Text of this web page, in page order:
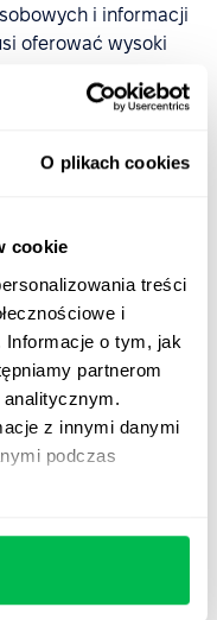
O plikach cookies
cookie
treści
i
o tym, jak
partnerom
z innymi danymi
podczas
i informacji
oferować wysoki
w chmurze.Ten
być
chmury w celu
zapewnia wiele
łączy je z
staje się bardziej
podejmować